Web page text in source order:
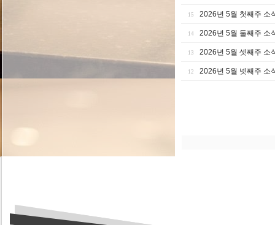
15 2026년 5월 첫째주 소
14 2026년 5월 둘째주 소
13 2026년 5월 셋째주 소
12 2026년 5월 넷째주 소